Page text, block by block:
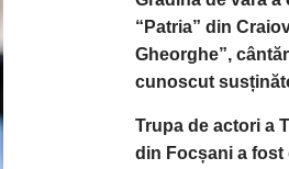
“Patria” din
Gheorghe”,
cunoscut
Trupa de actori a
din Focșani a fost